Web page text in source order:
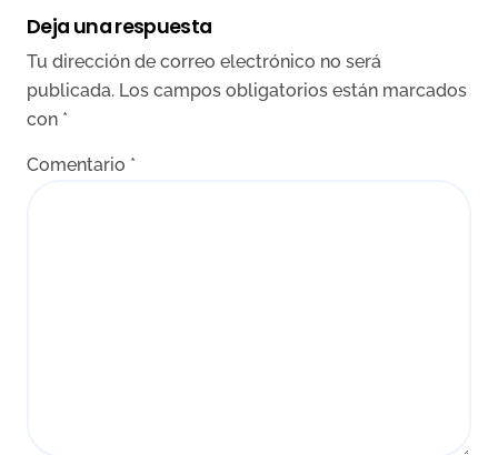
Deja una respuesta
Tu dirección de correo electrónico no será
publicada. Los campos obligatorios están marcados
con *
Comentario *